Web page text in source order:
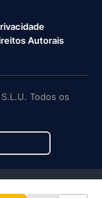
Autorais
Todos os